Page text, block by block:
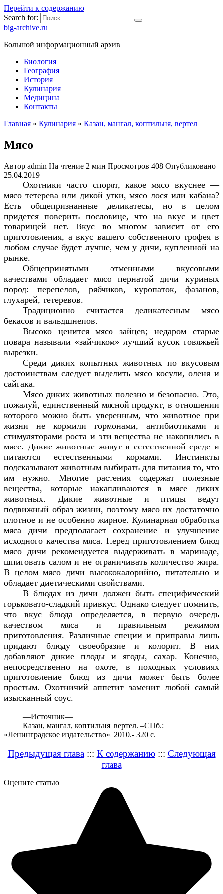
Перейти к содержанию
Search for:
big-archive.ru
Большой информационный архив
Биология
География
История
Кулинария
Медицина
Контакты
Главная » Кулинария » Казан, мангал, коптильня, вертел
Мясо
Автор admin На чтение 2 мин Просмотров 408 Опубликовано
25.04.2019
Охотники часто спорят, какое мясо вкуснее —
мясо тетерева или дикой утки, мясо лося или кабана?
Есть общепризнанные деликатесы, но в целом
придется поверить пословице, что на вкус и цвет
товарищей нет. Вкус во многом зависит от его
приготовления, а вкус вашего собственного трофея в
любом случае будет лучше, чем у дичи, купленной на
рынке.
Общепринятыми отменными вкусовыми
качествами обладает мясо пернатой дичи куриных
пород: перепелов, рябчиков, куропаток, фазанов,
глухарей, тетеревов.
Традиционно считается деликатесным мясо
бекасов и вальдшнепов.
Высоко ценится мясо зайцев; недаром старые
повара называли «зайчиком» лучший кусок говяжьей
вырезки.
Среди диких копытных животных по вкусовым
достоинствам следует выделить мясо косули, оленя и
сайгака.
Мясо диких животных полезно и безопасно. Это,
пожалуй, единственный мясной продукт, в отношении
которого можно быть уверенным, что животное при
жизни не кормили гормонами, антибиотиками и
стимуляторами роста и эти вещества не накопились в
мясе. Дикие животные живут в естественной среде и
питаются естественными кормами. Инстинкты
подсказывают животным выбирать для питания то, что
им нужно. Многие растения содержат полезные
вещества, которые накапливаются в мясе диких
животных. Дикие животные и птицы ведут
подвижный образ жизни, поэтому мясо их достаточно
плотное и не особенно жирное. Кулинарная обработка
мяса дичи предполагает сохранение и улучшение
исходного качества мяса. Перед приготовлением блюд
мясо дичи рекомендуется выдерживать в маринаде,
шпиговать салом и не ограничивать количество жира.
В целом мясо дичи высококалорийно, питательно и
обладает диетическими свойствами.
В блюдах из дичи должен быть специфический
горьковато-сладкий привкус. Однако следует помнить,
что вкус блюда определяется, в первую очередь
качеством мяса и правильным режимом
приготовления. Различные специи и приправы лишь
придают блюду своеобразие и колорит. В них
добавляют дикие плоды и ягоды, сахар. Конечно,
непосредственно на охоте, в походных условиях
приготовление блюд из дичи может быть более
простым. Охотничий аппетит заменит любой самый
изысканный соус.
—Источник—
Казан, мангал, коптильня, вертел. –СПб.:
«Ленинградское издательство», 2010.- 320 с.
Предыдущая глава::: К содержанию::: Следующая
глава
Оцените статью